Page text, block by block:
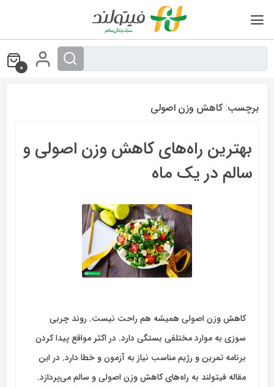
0
برچسب: کاهش وزن اصولی
بهترین راه‌های کاهش وزن اصولی و
سالم در یک ماه
کاهش وزن اصولی همیشه هم راحت نیست. روند چربی
سوزی به موارد مختلفی بستگی دارد. در اکثر مواقع پیدا کردن
برنامه تمرین و رژیم مناسب نیاز به آزمون ‌و خطا دارد. در این
مقاله فیتولند به راه‌های کاهش وزن اصولی و سالم می‌پردازد.